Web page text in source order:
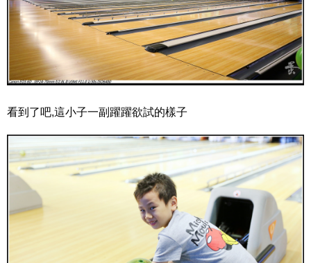
看到了吧,這小子一副躍躍欲試的樣子